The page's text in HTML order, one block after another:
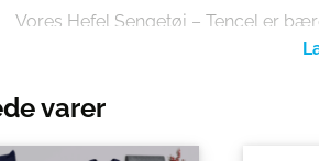
Vores Hefel Sengetøj – Tencel er
fiberen, som sengetøjet er lavet af,
som er kendt for at være den mest
konventionelle metoder, bruges der
varer